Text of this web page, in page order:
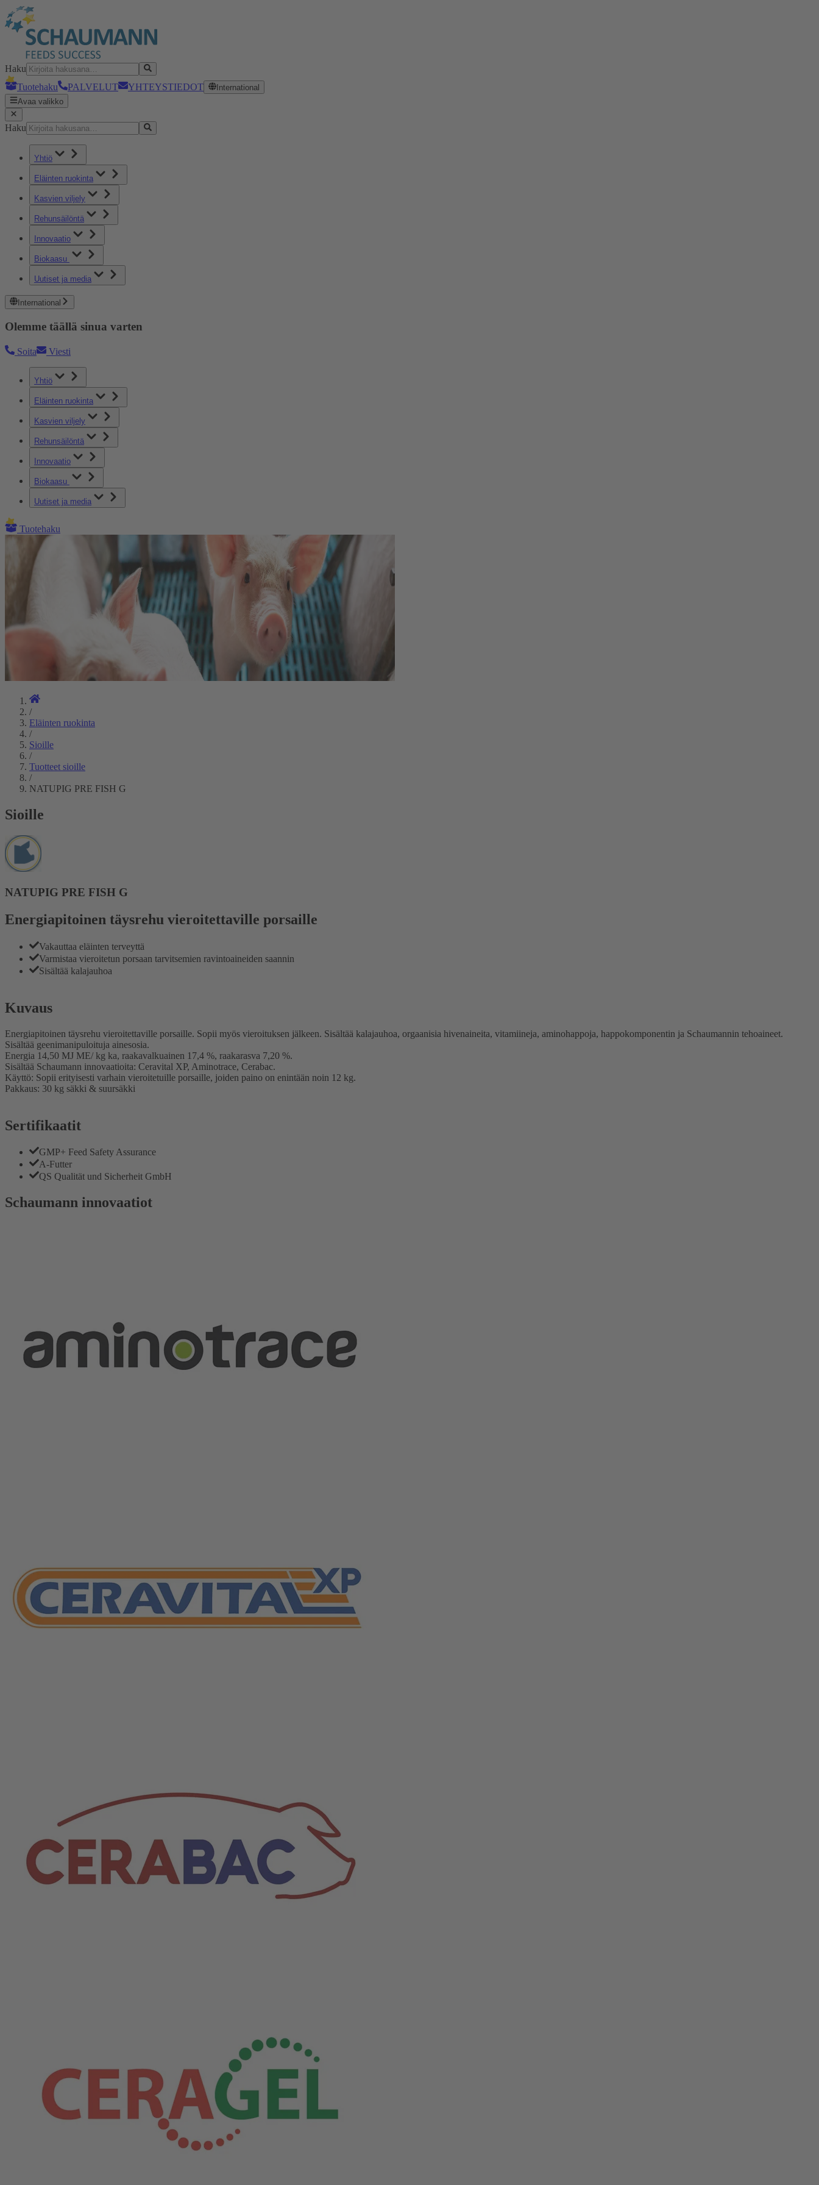
Haku
Tuotehaku
PALVELUT YHTEYSTIEDOT
International
Avaa valikko
Haku
Yhtiö
Eläinten ruokinta
Kasvien viljely
Rehunsäilöntä
Innovaatio
Biokaasu
Uutiset ja media
International
Olemme täällä sinua varten
Soita Viesti
Yhtiö
Eläinten ruokinta
Kasvien viljely
Rehunsäilöntä
Innovaatio
Biokaasu
Uutiset ja media
Tuotehaku
/
Eläinten ruokinta
/
Sioille
/
Tuotteet sioille
/
NATUPIG PRE FISH G
Sioille
NATUPIG PRE FISH G
Energiapitoinen täysrehu vieroitettaville porsaille
Vakauttaa eläinten terveyttä
Varmistaa vieroitetun porsaan tarvitsemien ravintoaineiden saannin
Sisältää kalajauhoa
Kuvaus
Energiapitoinen täysrehu vieroitettaville porsaille. Sopii myös vieroituksen jälkeen. Sisältää kalajauhoa, orgaanisia hivenaineita, vitamiineja, aminohappoja, happokomponentin ja Schaumannin tehoaineet.
Sisältää geenimanipuloituja ainesosia.
Energia 14,50 MJ ME/ kg ka, raakavalkuainen 17,4 %, raakarasva 7,20 %.
Sisältää Schaumann innovaatioita: Ceravital XP, Aminotrace, Cerabac.
Käyttö: Sopii erityisesti varhain vieroitetuille porsaille, joiden paino on enintään noin 12 kg.
Pakkaus: 30 kg säkki & suursäkki
Sertifikaatit
GMP+ Feed Safety Assurance
A-Futter
QS Qualität und Sicherheit GmbH
Schaumann innovaatiot